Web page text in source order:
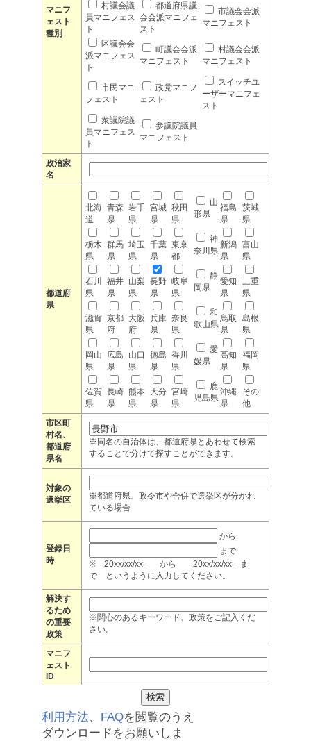
マニフ
ェスト
種別
村議会議
員マニフェス
ト
都道府県議
会会派マニフェ
スト
市議会会派
マニフェスト
区議会会
派マニフェス
ト
町議会会派
マニフェスト
村議会会派
マニフェスト
市民マニ
フェスト
政党マニフ
ェスト
スイッチユ
ーザーマニフェ
スト
衆議院議
員マニフェス
ト
参議院議員
マニフェスト
政治家
名
都道府
県
北海
道
青森
県
岩手
県
宮城
県
秋田
県
山
形県
福島
県
茨城
県
栃木
県
群馬
県
埼玉
県
千葉
県
東京
都
神
奈川県
新潟
県
富山
県
石川
県
福井
県
山梨
県
長野
県
岐阜
県
静
岡県
愛知
県
三重
県
滋賀
県
京都
府
大阪
府
兵庫
県
奈良
県
和
歌山県
鳥取
県
島根
県
岡山
県
広島
県
山口
県
徳島
県
香川
県
愛
媛県
高知
県
福岡
県
佐賀
県
長崎
県
熊本
県
大分
県
宮崎
県
鹿
児島県
沖縄
県
その
他
市区町
村名、
都道府
県名
※同名の自治体は、都道府県とあわせて検索
することで分けて探すことができます。
対象の
選挙区
※都道府県、政令市や合併で選挙区が分かれ
ている場合
登録日
時
から
まで
※「20xx/xx/xx」 から 「20xx/xx/xx」ま
で というように入力してください。
解決す
るため
の重要
政策
※関心のあるキーワード、政策をご記入くだ
さい。
マニフ
ェスト
ID
利用方法、 FAQを閲覧のうえ
ダウンロードをお願いしま